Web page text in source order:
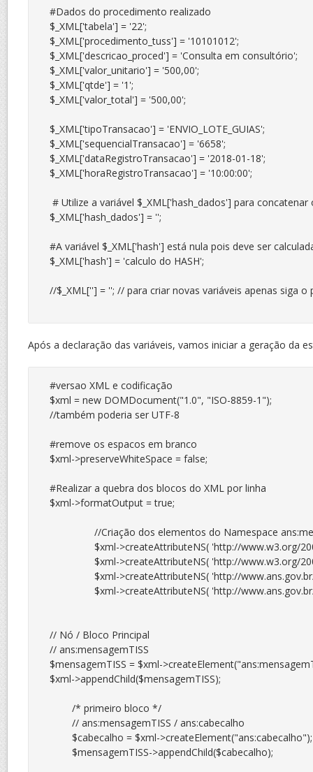
#Dados do procedimento realizado
$_XML['tabela'] = '22';
$_XML['procedimento_tuss'] = '10101012';
$_XML['descricao_proced'] = 'Consulta em consultório';
$_XML['valor_unitario'] = '500,00';
$_XML['qtde'] = '1';
$_XML['valor_total'] = '500,00';
$_XML['tipoTransacao'] = 'ENVIO_LOTE_GUIAS';
$_XML['sequencialTransacao'] = '6658';
$_XML['dataRegistroTransacao'] = '2018-01-18';
$_XML['horaRegistroTransacao'] = '10:00:00';
# Utilize a variável $_XML['hash_dados'] para
$_XML['hash_dados'] = '';
#A variável $_XML['hash'] está nula pois deve ser
$_XML['hash'] = 'calculo do HASH';
//$_XML[''] = ''; // para criar novas variáveis apenas siga o
Após a declaração das variáveis, vamos iniciar a geração da
#versao XML e codificação
$xml = new DOMDocument("1.0", "ISO-8859-1");
//também poderia ser UTF-8
#remove os espacos em branco
$xml->preserveWhiteSpace = false;
#Realizar a quebra dos blocos do XML por linha
$xml->formatOutput = true;
// Nó / Bloco Principal
// ans:mensagemTISS
$mensagemTISS = $xml-
$xml->appendChild($mensagemTISS);